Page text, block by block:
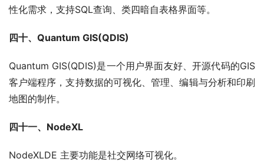
性化需求，支持SQL查询、类四暗自表格界面等。
四十、Quantum GIS(QDIS)
Quantum GIS(QDIS)是一个用户界面友好、开源代码的GIS
客户端程序，支持数据的可视化、管理、编辑与分析和印刷
地图的制作。
四十一、NodeXL
NodeXLDE 主要功能是社交网络可视化。